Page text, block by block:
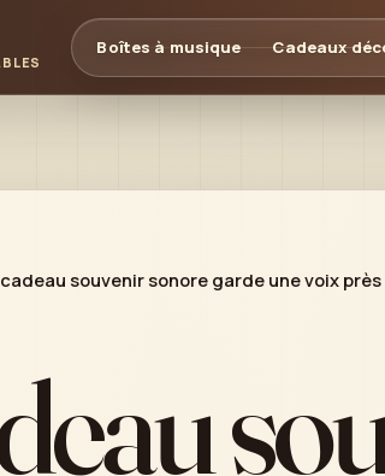
Boîtes à musique Cadeaux
souvenir sonore garde une voix près